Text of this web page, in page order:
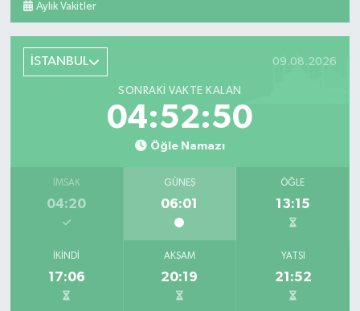
Aylık Vakitler
İSTANBUL 09.08.2026
SONRAKI VAKTE KALAN
04:52:48
Öğle Namazı
İMSAK
04:20
GÜNEŞ
06:01
ÖĞLE
13:15
İKINDI
17:06
AKŞAM
20:19
YATSI
21:52